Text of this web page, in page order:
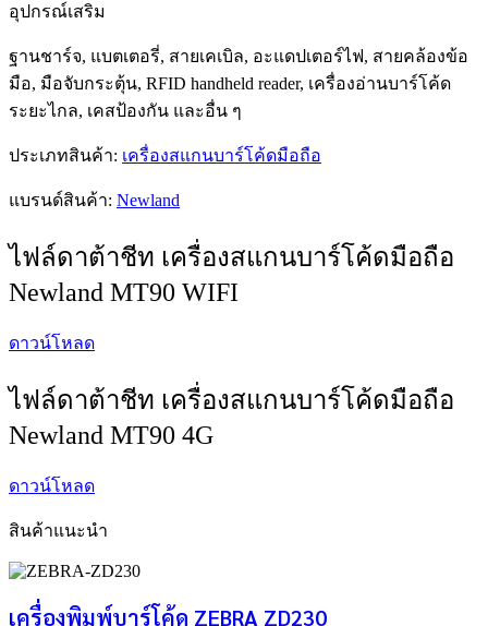
อุปกรณ์เสริม
ฐานชาร์จ, แบตเตอรี่, สายเคเบิล, อะแดปเตอร์ไฟ, สายคล้องข้อ
มือ, มือจับกระตุ้น, RFID handheld reader, เครื่องอ่านบาร์โค้ด
ระยะไกล, เคสป้องกัน และอื่น ๆ
ประเภทสินค้า: เครื่องสแกนบาร์โค้ดมือถือ
แบรนด์สินค้า: Newland
ไฟล์ดาต้าชีท เครื่องสแกนบาร์โค้ดมือถือ
Newland MT90 WIFI
ดาวน์โหลด
ไฟล์ดาต้าชีท เครื่องสแกนบาร์โค้ดมือถือ
Newland MT90 4G
ดาวน์โหลด
สินค้าแนะนำ
เครื่องพิมพ์บาร์โค้ด ZEBRA ZD230